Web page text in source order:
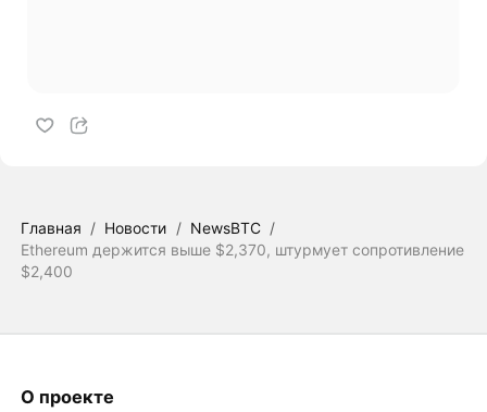
Главная / Новости / NewsBTC /
Ethereum держится выше $2,370, штурмует сопротивление
$2,400
О проекте